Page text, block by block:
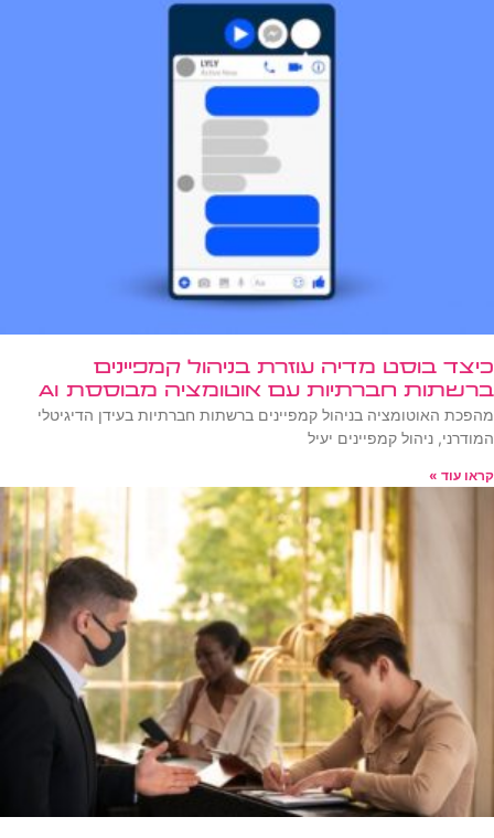
כיצד בוסט מדיה עוזרת בניהול קמפיינים
ברשתות חברתיות עם אוטומציה מבוססת AI
מהפכת האוטומציה בניהול קמפיינים ברשתות חברתיות בעידן הדיגיטלי
המודרני, ניהול קמפיינים יעיל
קראו עוד »